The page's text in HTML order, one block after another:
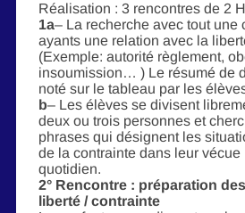
Réalisation : 3 rencontres de 2
1a– La recherche avec tout une
ayants une relation avec la
(Exemple: autorité règlement,
insoumission… ) Le résumé de
noté sur le tableau par les
b– Les élèves se divisent
deux ou trois personnes et
phrases qui désignent les
de la contrainte dans leur
quotidien.
2° Rencontre : préparation
liberté / contrainte